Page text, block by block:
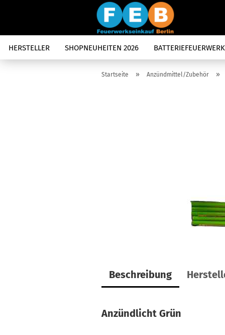
HERSTELLER SHOPNEUHEITEN 2026 BATTERIEFEUERWERK
Startseite » Anzündmittel/Zubehör »
Beschreibung
Anzündlicht Grün